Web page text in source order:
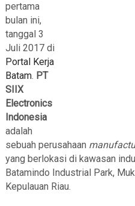
pertama
bulan ini,
tanggal 3
Juli 2017 di
Portal Kerja
Batam. PT
SIIX
Electronics
Indonesia
adalah
sebuah perusahaan
yang berlokasi di kawasan
Batamindo Industrial Park,
Kepulauan Riau.